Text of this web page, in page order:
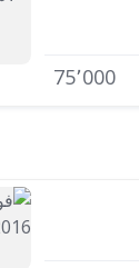
75٬000